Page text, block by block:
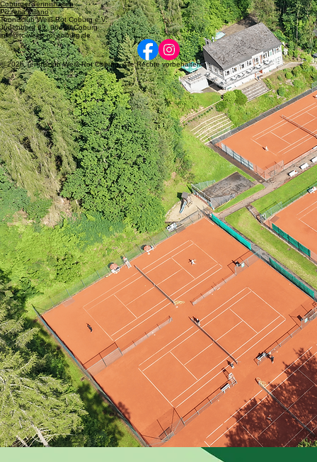
Unsere Tennisanlage
Unsere Anlage bietet zahlreiche Parkplätze, acht bestens gepflegte Sandplätze mitten im
Grünen, und ein Vereinsheim mit modernen Umkleiden und der besten Pizzeria Coburgs!
Impressum
Datenschutzerklärung
Coburger Tennishallen
Pizzeria Milano
Tennisclub Weiß-Rot Coburg e.V.
Judenberg 69, 96450 Coburg
info@tc-weiss-rot-coburg.de
© 2026 Tennisclub Weiß-Rot Coburg. Alle Rechte vorbehalten.